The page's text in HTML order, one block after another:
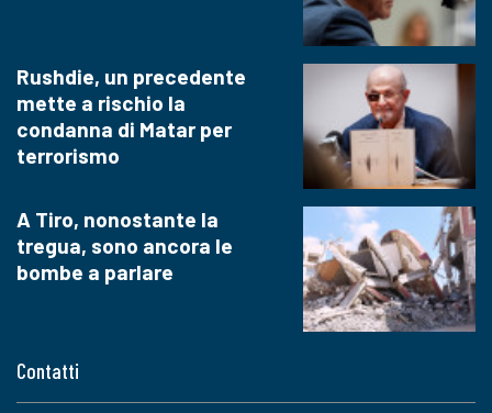
Contatti
Rushdie, un precedente
mette a rischio la
condanna di Matar per
terrorismo
A Tiro, nonostante la
tregua, sono ancora le
bombe a parlare